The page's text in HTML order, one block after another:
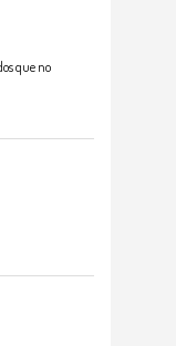
que no